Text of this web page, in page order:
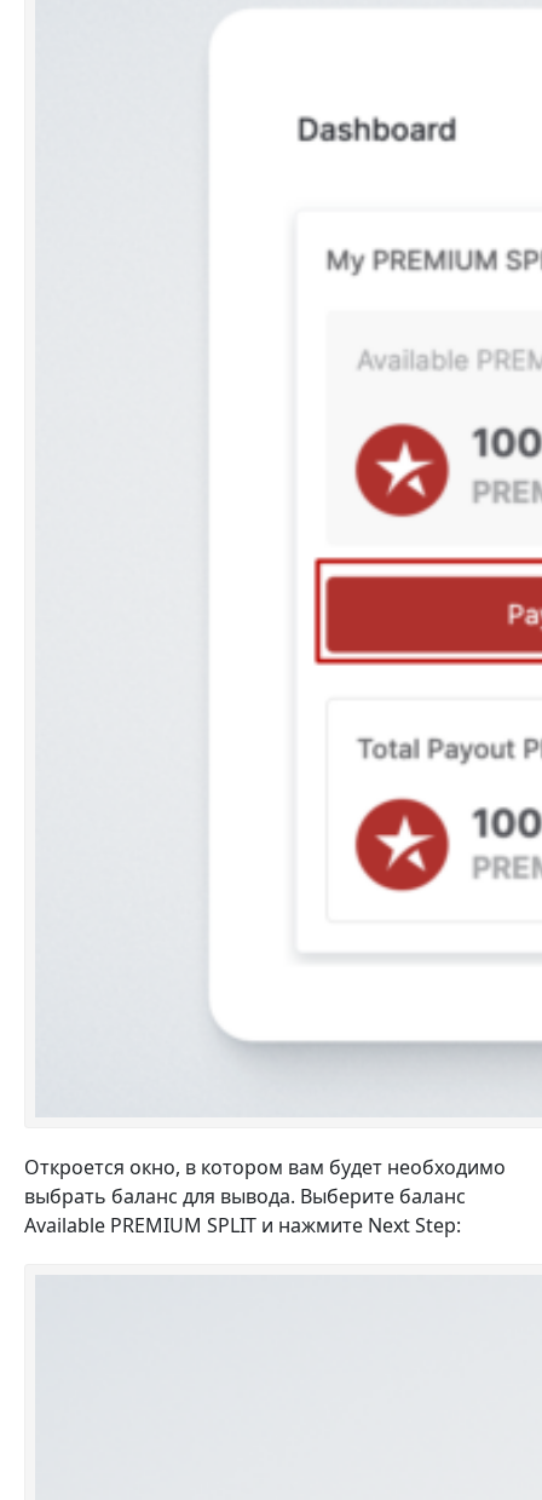
Откроется окно, в котором вам будет необходимо
выбрать баланс для вывода. Выберите баланс
Available PREMIUM SPLIT и нажмите Next Step: